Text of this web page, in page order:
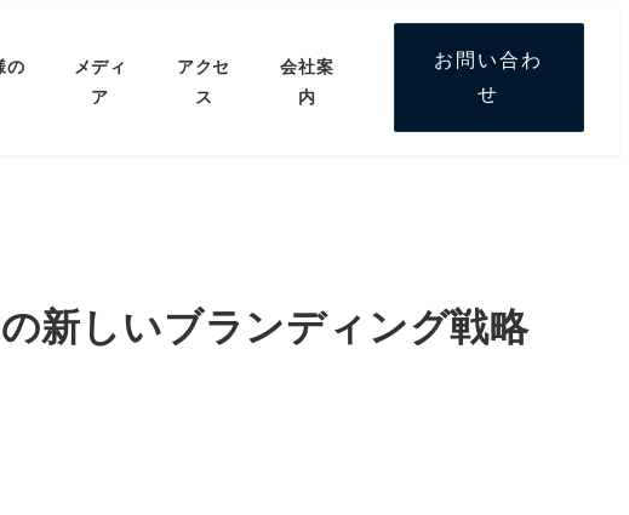
の
メディ
ア
アクセ
ス
会社案
内
お問い合わ
せ
新しいブランディング戦略